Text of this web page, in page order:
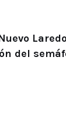
del